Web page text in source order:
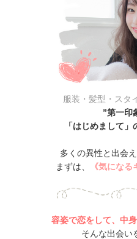
服装・髪型・スタ
”第一印
「はじめまして」
多くの異性と出会
まずは、
《気になる
容姿で恋をして、中
そんな出会